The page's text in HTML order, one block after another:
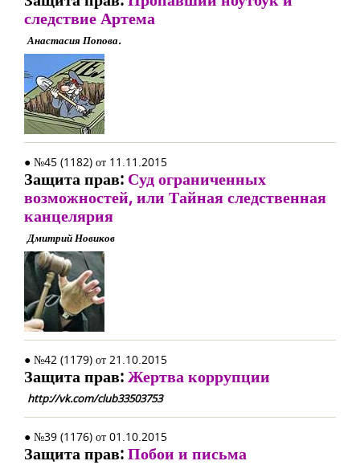
следствие Артема
Анастасия Попова.
● №45 (1182) от 11.11.2015
Защита прав: Суд ограниченных
возможностей, или Тайная следственная
канцелярия
Дмитрий Новиков
● №42 (1179) от 21.10.2015
Защита прав:Жертва коррупции
http://vk.com/club33503753
● №39 (1176) от 01.10.2015
Защита прав:Побои и письма